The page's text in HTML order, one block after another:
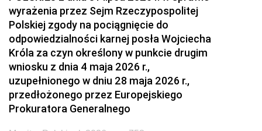
1936 1930
wyrażenia przez Sejm Rzeczypospolitej
Polskiej zgody na pociągnięcie do
odpowiedzialności karnej posła Wojciecha
Króla za czyn określony w punkcie drugim
wniosku z dnia 4 maja 2026 r.,
uzupełnionego w dniu 28 maja 2026 r.,
przedłożonego przez Europejskiego
Prokuratora Generalnego